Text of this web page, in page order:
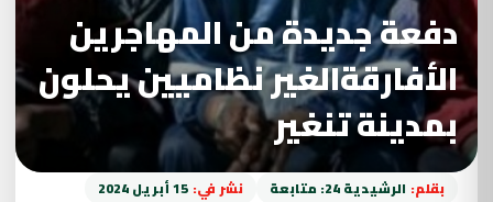
دفعة جديدة من المهاجرين
الأفارقةالغير نظاميين يحلون
بمدينة تنغير
بقلم: الرشيدية 24: متابعة نشر في: 15 أبريل 2024